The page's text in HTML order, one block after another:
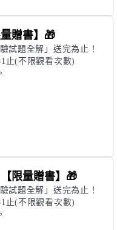
贈書】🎁
試題全解」送完為止！
止(不限觀看次數)
限量贈書】🎁
試題全解」送完為止！
止(不限觀看次數)